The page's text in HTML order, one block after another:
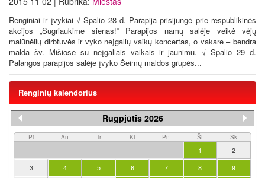
Renginiai ir įvykiai √ Spalio 28 d. Parapija prisijungė prie respublikinės
akcijos „Sugriaukime sienas!“ Parapijos namų salėje veikė vėjų
malūnėlių dirbtuvės ir vyko neįgalių vaikų koncertas, o vakare – bendra
malda šv. Mišiose su neįgaliais vaikais ir jaunimu. √ Spalio 29 d.
Palangos parapijos salėje įvyko Šeimų maldos grupės...
Renginių kalendorius
Rugpjūtis 2026
Pi An Tr Kt Pn Št Sk
1
2
3
4 5 6 7 8
9